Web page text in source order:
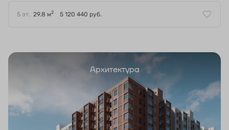
5 эт. 29.8 м2 5 120 440 руб.
Архитектура